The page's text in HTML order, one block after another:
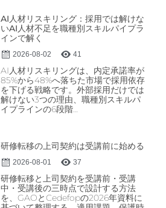
AI人材リスキリング：採用では解けな
いAI人材不足を職種別スキルパイプラ
インで解く
2026-08-02 41
AI人材リスキリングは、内定承諾率が
85%から48%へ落ちた市場で採用依存
を下げる戦略です。外部採用だけでは
解けない3つの理由、職種別スキルパ
イプラインの6段階…
研修転移の上司契約は受講前に始める
2026-08-01 37
研修転移と上司契約を受講前・受講
中・受講後の三時点で設計する方法
を、GAOとCedefopの2026年資料に